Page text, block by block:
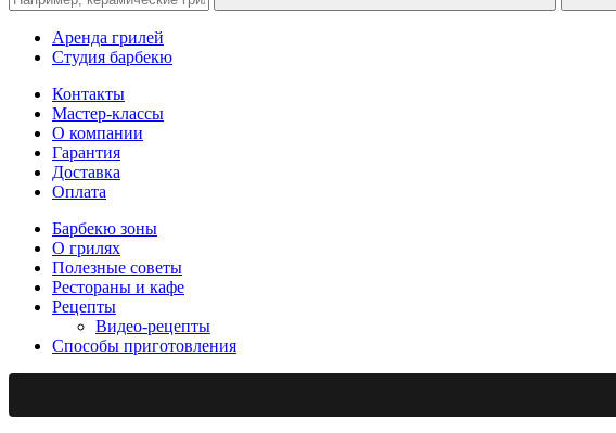
Аренда грилей
Студия барбекю
Контакты
Мастер-классы
О компании
Гарантия
Доставка
Оплата
Барбекю зоны
О грилях
Полезные советы
Рестораны и кафе
Рецепты
Видео-рецепты
Способы приготовления